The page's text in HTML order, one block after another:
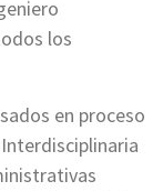
los
en proceso